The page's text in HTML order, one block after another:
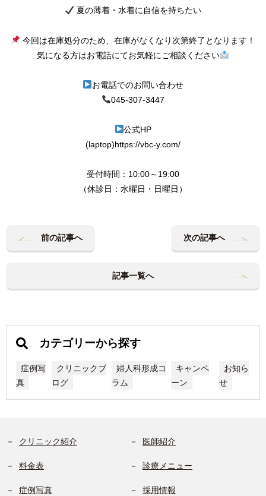
夏の薄着・水着に自信を持ちたい
今回は在庫処分のため、在庫がなくなり次第終了となります！
気になる方はお電話にてお気軽にご相談ください
お電話でのお問い合わせ
045-307-3447
公式HP
(laptop)https://vbc-y.com/
受付時間：10:00～19:00
（休診日：水曜日・日曜日）
前の記事へ 次の記事へ
記事一覧へ
カテゴリーから探す
症例写
真
クリニックブ
ログ
婦人科形成コ
ラム
キャンペ
ーン
お知ら
せ
クリニック紹介 医師紹介
料金表 診療メニュー
症例写真 採用情報